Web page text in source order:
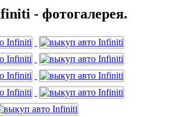
- фотогалерея.